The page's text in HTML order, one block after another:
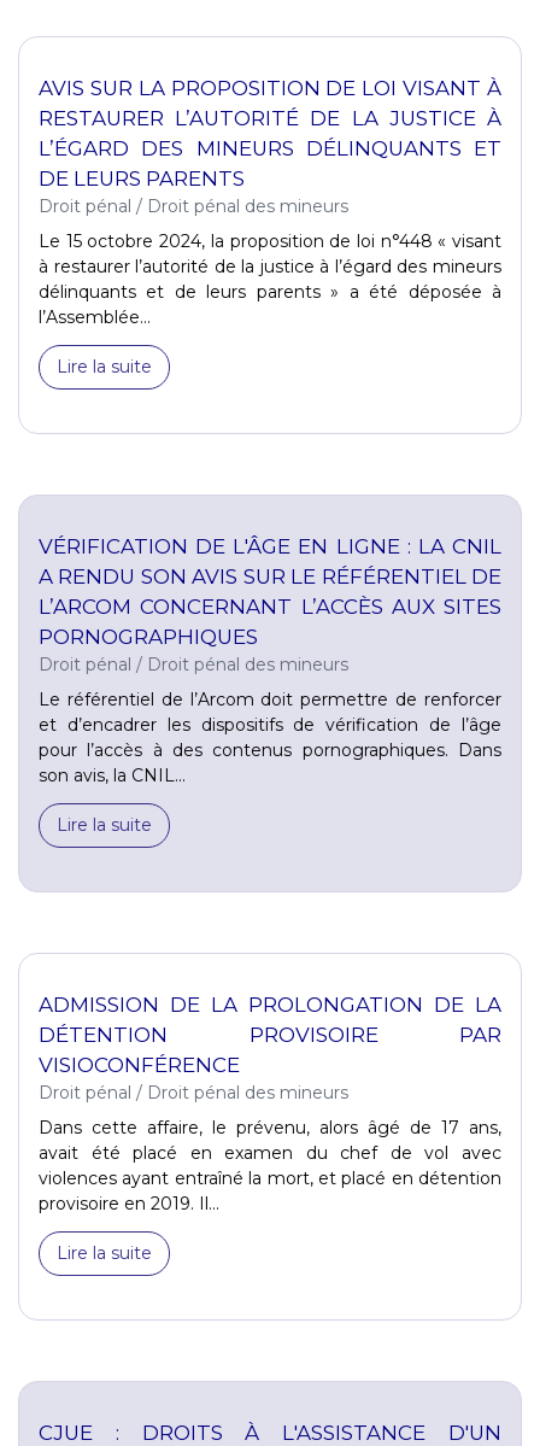
AVIS SUR LA PROPOSITION DE LOI VISANT À
RESTAURER L’AUTORITÉ DE LA JUSTICE À
L’ÉGARD DES MINEURS DÉLINQUANTS ET
DE LEURS PARENTS
Droit pénal / Droit pénal des mineurs
Le 15 octobre 2024, la proposition de loi n°448 « visant
à restaurer l’autorité de la justice à l’égard des mineurs
délinquants et de leurs parents » a été déposée à
l’Assemblée...
Lire la suite
VÉRIFICATION DE L'ÂGE EN LIGNE : LA CNIL
A RENDU SON AVIS SUR LE RÉFÉRENTIEL DE
L’ARCOM CONCERNANT L’ACCÈS AUX SITES
PORNOGRAPHIQUES
Droit pénal / Droit pénal des mineurs
Le référentiel de l’Arcom doit permettre de renforcer
et d’encadrer les dispositifs de vérification de l’âge
pour l’accès à des contenus pornographiques. Dans
son avis, la CNIL...
Lire la suite
ADMISSION DE LA PROLONGATION DE LA
DÉTENTION PROVISOIRE PAR
VISIOCONFÉRENCE
Droit pénal / Droit pénal des mineurs
Dans cette affaire, le prévenu, alors âgé de 17 ans,
avait été placé en examen du chef de vol avec
violences ayant entraîné la mort, et placé en détention
provisoire en 2019. Il...
Lire la suite
CJUE : DROITS À L'ASSISTANCE D'UN